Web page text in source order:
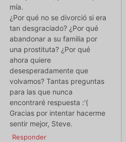
mía.
¿Por qué no se divorció si era
tan desgraciado? ¿Por qué
abandonar a su familia por
una prostituta? ¿Por qué
ahora quiere
desesperadamente que
volvamos? Tantas preguntas
para las que nunca
encontraré respuesta :'(
Gracias por intentar hacerme
sentir mejor, Steve.
Responder